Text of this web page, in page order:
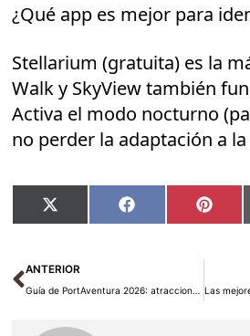
¿Qué app es mejor para
Stellarium (gratuita) es la
Walk y SkyView también
Activa el modo nocturno
no perder la adaptación a
Compartir
en
X
(Twitter)
Compartir
en
Facebook
en
Ant
ANTERIOR
Guía de PortAventura 2026: atracciones, precios y consejos prácticos